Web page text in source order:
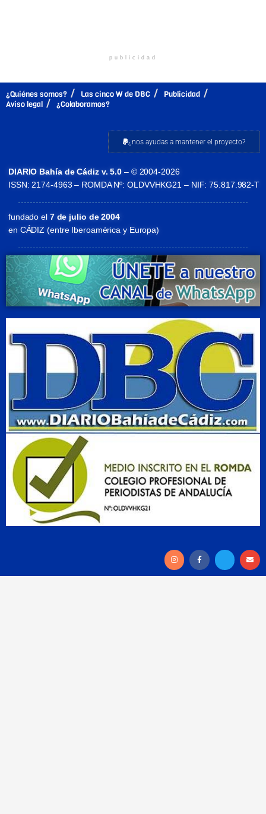
publicidad
¿Quiénes somos? Las cinco W de DBC
Publicidad
Aviso legal
¿Colaboramos?
¿nos ayudas a mantener el proyecto?
DIARIO Bahía de Cádiz v. 5.0 – © 2004-2026
ISSN: 2174-4963 – ROMDA Nº: OLDVVHKG21 – NIF: 75.817.982-T
fundado el7 de julio de 2004
en CÁDIZ (entre Iberoamérica y Europa)